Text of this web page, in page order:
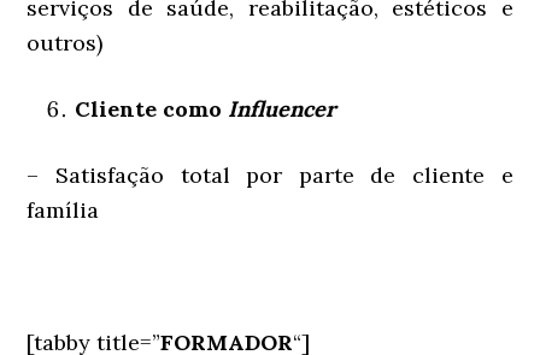
serviços de saúde, reabilitação, estéticos e
outros)
Cliente como Influencer
– Satisfação total por parte de cliente e
família
[tabby title=”FORMADOR“]